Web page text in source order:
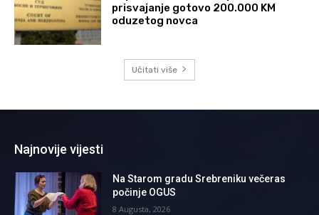
prisvajanje gotovo 200.000 KM
oduzetog novca
Učitati više
Najnovije vijesti
Na Starom gradu Srebreniku večeras
počinje OGUS
8 Augusta, 2026